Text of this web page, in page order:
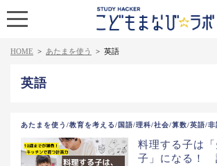
HOME > あたまを使う > 英語
英語
あたまを使う/教育を考える/国語/理科/社会/算数/英語/非
料理する子は
子」になる！